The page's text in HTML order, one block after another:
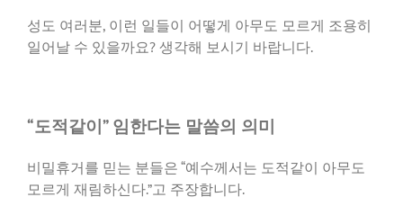
성도 여러분, 이런 일들이 어떻게 아무도 모르게 조용히
일어날 수 있을까요? 생각해 보시기 바랍니다.
“도적같이” 임한다는 말씀의 의미
비밀휴거를 믿는 분들은 “예수께서는 도적같이 아무도
모르게 재림하신다.”고 주장합니다.